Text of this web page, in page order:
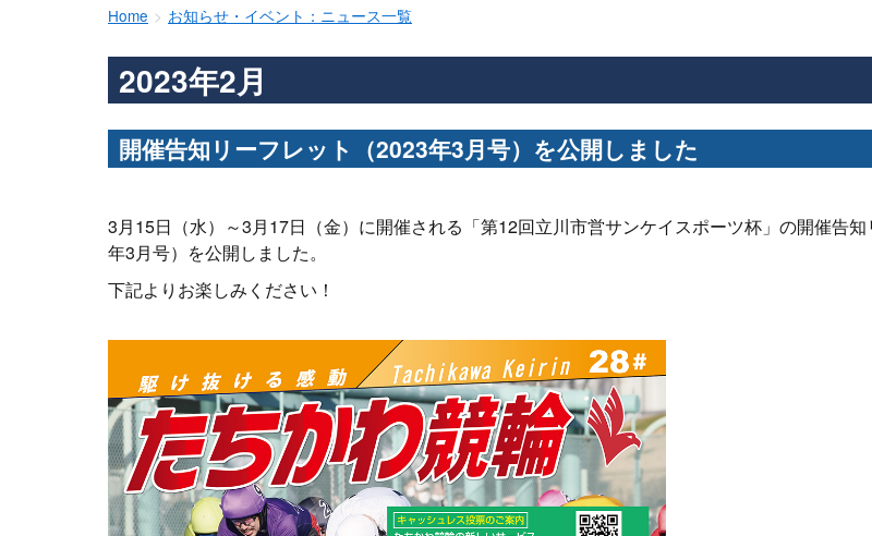
Home お知らせ・イベント：ニュース一覧
2023年2月
開催告知リーフレット（2023年3月号）を公開しました
3月15日（水）～3月17日（金）に開催される「第12回立川市営サンケイスポーツ杯」の開催告
年3月号）を公開しました。
下記よりお楽しみください！